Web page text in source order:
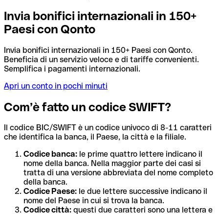
Invia bonifici internazionali in 150+
Paesi con Qonto
Invia bonifici internazionali in 150+ Paesi con Qonto.
Beneficia di un servizio veloce e di tariffe convenienti.
Semplifica i pagamenti internazionali.
Apri un conto in pochi minuti
Com’è fatto un codice SWIFT?
Il codice BIC/SWIFT è un codice univoco di 8-11 caratteri
che identifica la banca, il Paese, la città e la filiale.
Codice banca: le prime quattro lettere indicano il
nome della banca. Nella maggior parte dei casi si
tratta di una versione abbreviata del nome completo
della banca.
Codice Paese: le due lettere successive indicano il
nome del Paese in cui si trova la banca.
Codice città: questi due caratteri sono una lettera e